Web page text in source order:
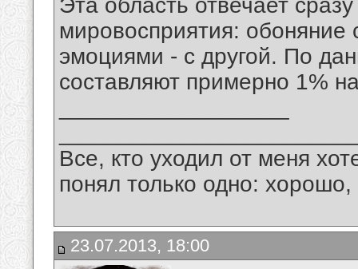
Эта область отвечает
мировосприятия: обоняние
эмоциями - с другой. По
составляют примерно 1%
Все, кто уходил от меня
понял только одно:
23.07.2013, 18:00